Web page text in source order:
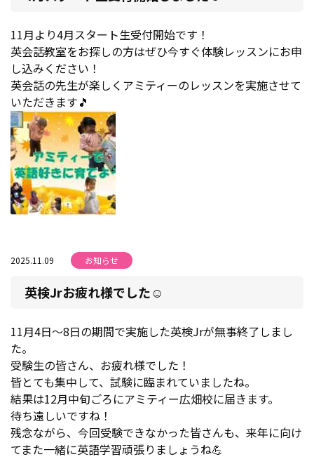
11月より4月スタート生受付開始です！
英会話教室をお探しの方はぜひ今すぐ体験レッスンにお申
し込みください！
英会話の先生が楽しくアミティーのレッスンを実施させて
いただきます🎵
2025.11.09 お知らせ
英検Jrお疲れ様でした☺
11月4日～8日の期間で実施した英検Jrが無事終了しまし
た。
受験生の皆さん、お疲れ様でした！
皆とても集中して、試験に臨まれていましたね。
結果は12月中旬ごろにアミティー広畑校に届きます。
待ち遠しいですね！
残念ながら、今回受験できなかった皆さんも、来年に向け
てまた一緒に英語学習頑張りましょうね💪